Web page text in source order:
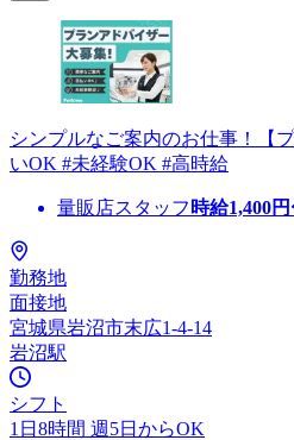
シンプルなご案内のお仕事！【
いOK #未経験OK #高時給
量販店スタッフ 時給1,400
勤務地
面接地
宮城県岩沼市末広1-4-14
岩沼駅
シフト
1日8時間 週5日からOK